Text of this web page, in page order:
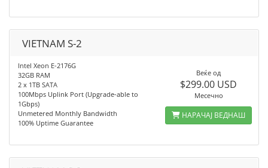
VIETNAM S-2
Intel Xeon E-2176G
32GB RAM
2 x 1TB SATA
100Mbps Uplink Port (Upgrade-able to
1Gbps)
Unmetered Monthly Bandwidth
100% Uptime Guarantee
Веќе од
$299.00 USD
Месечно
НАРАЧАЈ ВЕДНАШ